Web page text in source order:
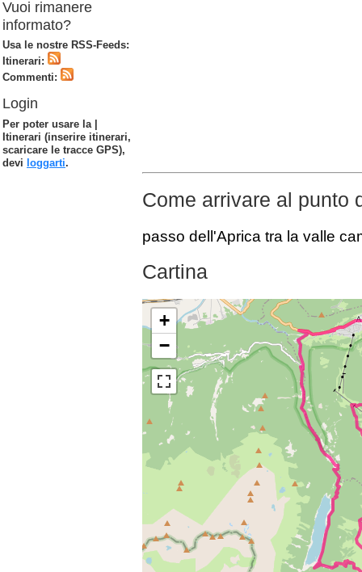
Come arrivare al punto
passo dell'Aprica tra la valle
Cartina
+
−
Vuoi rimanere
informato?
Usa le nostre RSS-Feeds:
Itinerari:
Commenti:
Login
Per poter usare la |
Itinerari (inserire itinerari,
scaricare le tracce GPS),
devi loggarti.